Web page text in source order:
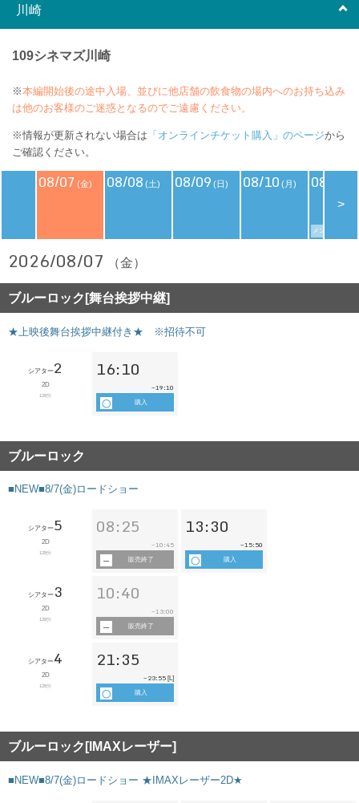
川崎
109シネマズ川崎
※本編開始後の途中入場、並びに他店舗の飲食物の場内へのお持ち込み
は他のお客様のご迷惑となるのでご遠慮ください。
※情報が更新されない場合は 「オンラインチケット購入」のページから
ご確認ください。
08/07 (金) 08/08 (土) 08/09 (日) 08/10 (月) 08/11
メンバーズデイ
>
2026/08/07 （金）
ブルーロック[舞台挨拶中継]
★上映後舞台挨拶中継付き★ ※招待不可
シアター2
2D
128分
16:10
~19:10
購入
ブルーロック
■NEW■8/7(金)ロードショー
シアター5
2D
128分
08:25
~10:45
販売終了
13:30
~15:50
購入
シアター 3
2D
128分
10:40
~13:00
販売終了
シアター4
2D
128分
21:35
~23:55 [L]
購入
ブルーロック[IMAXレーザー]
■NEW■8/7(金)ロードショー ★IMAXレーザー2D★